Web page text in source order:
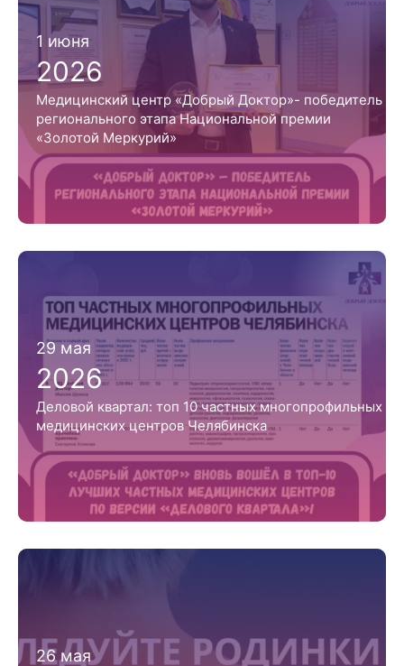
1 июня
2026
Медицинский центр «Добрый Доктор»- победитель
регионального этапа Национальной премии
«Золотой Меркурий»
29 мая
2026
Деловой квартал: топ 10 частных многопрофильных
медицинских центров Челябинска
26 мая